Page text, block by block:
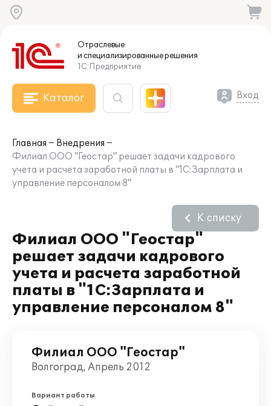
Отраслевые
и специализированныерешения
1С:Предприятие
Каталог Вход
Главная
Внедрения
Филиал ООО "Геостар" решает задачи кадрового
учета и расчета заработной платы в "1С:Зарплата и
управление персоналом 8"
Филиал ООО "Геостар"
решает задачи кадрового
учета и расчета заработной
платы в "1С:Зарплата и
управление персоналом 8"
К списку
Филиал ООО "Геостар"
Волгоград, Апрель 2012
Вариант работы